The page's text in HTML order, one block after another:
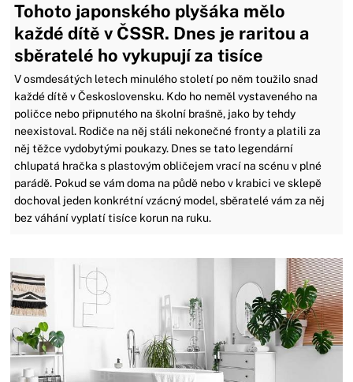
Tohoto japonského plyšáka mělo
každé dítě v ČSSR. Dnes je raritou a
sběratelé ho vykupují za tisíce
V osmdesátých letech minulého století po něm toužilo snad
každé dítě v Československu. Kdo ho neměl vystaveného na
poličce nebo připnutého na školní brašně, jako by tehdy
neexistoval. Rodiče na něj stáli nekonečné fronty a platili za
něj těžce vydobytými poukazy. Dnes se tato legendární
chlupatá hračka s plastovým obličejem vrací na scénu v plné
parádě. Pokud se vám doma na půdě nebo v krabici ve sklepě
dochoval jeden konkrétní vzácný model, sběratelé vám za něj
bez váhání vyplatí tisíce korun na ruku.